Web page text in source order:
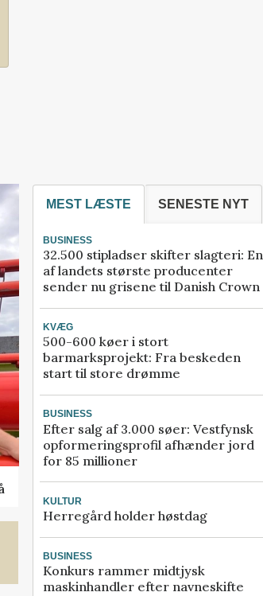
MEST LÆSTE SENESTE NYT
BUSINESS
32.500 stipladser skifter slagteri: En
af landets største producenter
sender nu grisene til Danish Crown
KVÆG
500-600 køer i stort
barmarksprojekt: Fra beskeden
start til store drømme
BUSINESS
Efter salg af 3.000 søer: Vestfynsk
opformeringsprofil afhænder jord
for 85 millioner
KULTUR
Herregård holder høstdag
BUSINESS
Konkurs rammer midtjysk
maskinhandler efter navneskifte